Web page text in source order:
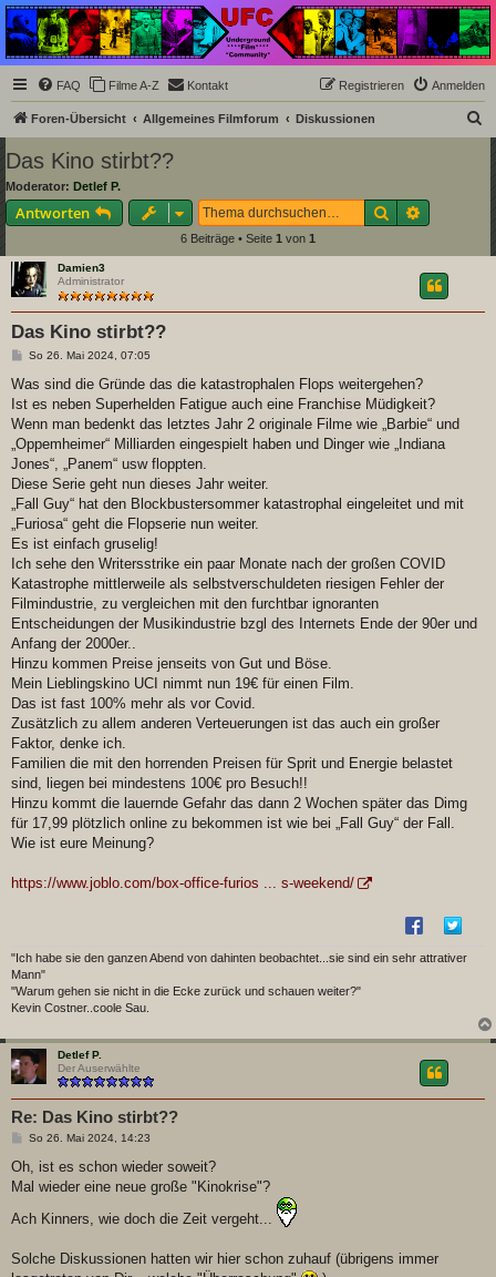
Underground Film
Community
Die Underground Film Community ist ein deutschsprachiges Filmforum und ein Paradies
für Cineasten und Filmsüchtige jenseits des Mainstreams.
FAQ Filme A-Z Kontakt Anmelden
Registrieren
Foren-Übersicht Allgemeines Filmforum Diskussionen
Das Kino stirbt??
Moderator: Detlef P.
Antworten Suche
6 Beiträge • Seite 1 von 1
Damien3
Administrator
Das Kino stirbt??
B
i
r
a
So 26. Mai 2024, 07:05
Was sind die Gründe das die katastrophalen Flops weitergehen?
Ist es neben Superhelden Fatigue auch eine Franchise Müdigkeit?
Wenn man bedenkt das letztes Jahr 2 originale Filme wie „Barbie“ und
„Oppemheimer“ Milliarden eingespielt haben und Dinger wie „Indiana
Jones“, „Panem“ usw floppten.
Diese Serie geht nun dieses Jahr weiter.
„Fall Guy“ hat den Blockbustersommer katastrophal eingeleitet und mit
„Furiosa“ geht die Flopserie nun weiter.
Es ist einfach gruselig!
Ich sehe den Writersstrike ein paar Monate nach der großen COVID
Katastrophe mittlerweile als selbstverschuldeten riesigen Fehler der
Filmindustrie, zu vergleichen mit den furchtbar ignoranten
Entscheidungen der Musikindustrie bzgl des Internets Ende der 90er und
Anfang der 2000er..
Hinzu kommen Preise jenseits von Gut und Böse.
Mein Lieblingskino UCI nimmt nun 19€ für einen Film.
Das ist fast 100% mehr als vor Covid.
Zusätzlich zu allem anderen Verteuerungen ist das auch ein großer
Faktor, denke ich.
Familien die mit den horrenden Preisen für Sprit und Energie belastet
sind, liegen bei mindestens 100€ pro Besuch!!
Hinzu kommt die lauernde Gefahr das dann 2 Wochen später das Dimg
für 17,99 plötzlich online zu bekommen ist wie bei „Fall Guy“ der Fall.
Wie ist eure Meinung?
https://www.joblo.com/box-office-furios ... s-weekend/
"Ich habe sie den ganzen Abend von dahinten beobachtet...sie sind ein sehr attrativer
Mann"
"Warum gehen sie nicht in die Ecke zurück und schauen weiter?"
Kevin Costner..coole Sau.
Detlef P.
Der Auserwählte
Re: Das Kino stirbt??
B
i
r
g
So 26. Mai 2024, 14:23
Oh, ist es schon wieder soweit?
Mal wieder eine neue große "Kinokrise"?
Ach Kinners, wie doch die Zeit vergeht...
Solche Diskussionen hatten wir hier schon zuhauf (übrigens immer